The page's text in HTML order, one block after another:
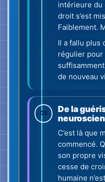
humaine
ressenti. On
d’autres
Qu’est-ce
dans le
Que fait
que nous
Pourquoi
les autres
disputons-
La
scientifique